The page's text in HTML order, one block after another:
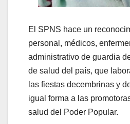
El SPNS hace un
personal, médicos,
administrativo de guardia
de salud del país, que
las fiestas decembrinas y
igual forma a las
salud del Poder Popular.